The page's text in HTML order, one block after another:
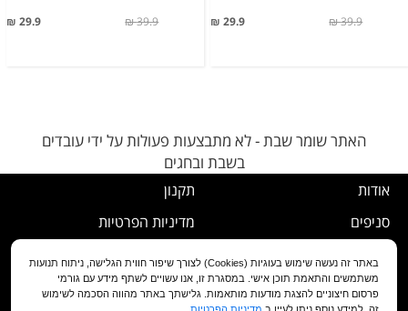
29.9 ₪ 39.9 ₪
29.9 ₪ 39.9 ₪
האתר שומר שבת - לא מתבצעות פעולות על ידי עובדים
בשבת ובחגים
אודות
סניפים
שירות לקוחות
תקנון
מדיניות הפרטיות
נוהל ביטול עסקה
מדיניות החלפה/החזרה/ביטול
באתר זה נעשה שימוש בעוגיות (Cookies) לצורך שיפור חווית הגלישה, ניתוח תנועות
משתמשים והתאמת תוכן אישי. במסגרת זו, אנו עשויים לשתף מידע עם גורמי
פרסום חיצוניים להצגת מודעות מותאמות. גלישתך באתר מהווה הסכמה לשימוש